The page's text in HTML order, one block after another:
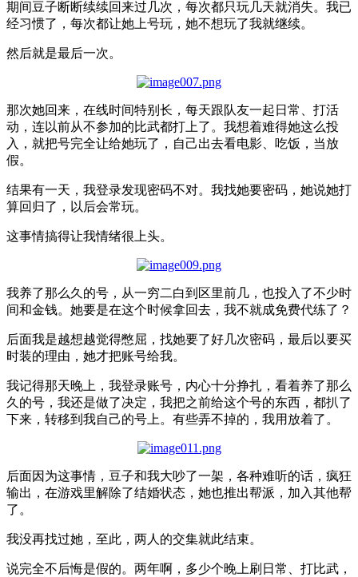
期间豆子断断续续回来过几次，每次都只玩几天就消失。我已
经习惯了，每次都让她上号玩，她不想玩了我就继续。
然后就是最后一次。
那次她回来，在线时间特别长，每天跟队友一起日常、打活
动，连以前从不参加的比武都打上了。我想着难得她这么投
入，就把号完全让给她玩了，自己出去看电影、吃饭，当放
假。
结果有一天，我登录发现密码不对。我找她要密码，她说她打
算回归了，以后会常玩。
这事情搞得让我情绪很上头。
我养了那么久的号，从一穷二白到区里前几，也投入了不少时
间和金钱。她要是在这个时候拿回去，我不就成免费代练了？
后面我是越想越觉得憋屈，找她要了好几次密码，最后以要买
时装的理由，她才把账号给我。
我记得那天晚上，我登录账号，内心十分挣扎，看着养了那么
久的号，我还是做了决定，我把之前给这个号的东西，都扒了
下来，转移到我自己的号上。有些弄不掉的，我用放着了。
后面因为这事情，豆子和我大吵了一架，各种难听的话，疯狂
输出，在游戏里解除了结婚状态，她也推出帮派，加入其他帮
了。
我没再找过她，至此，两人的交集就此结束。
说完全不后悔是假的。两年啊，多少个晚上刷日常、打比武，